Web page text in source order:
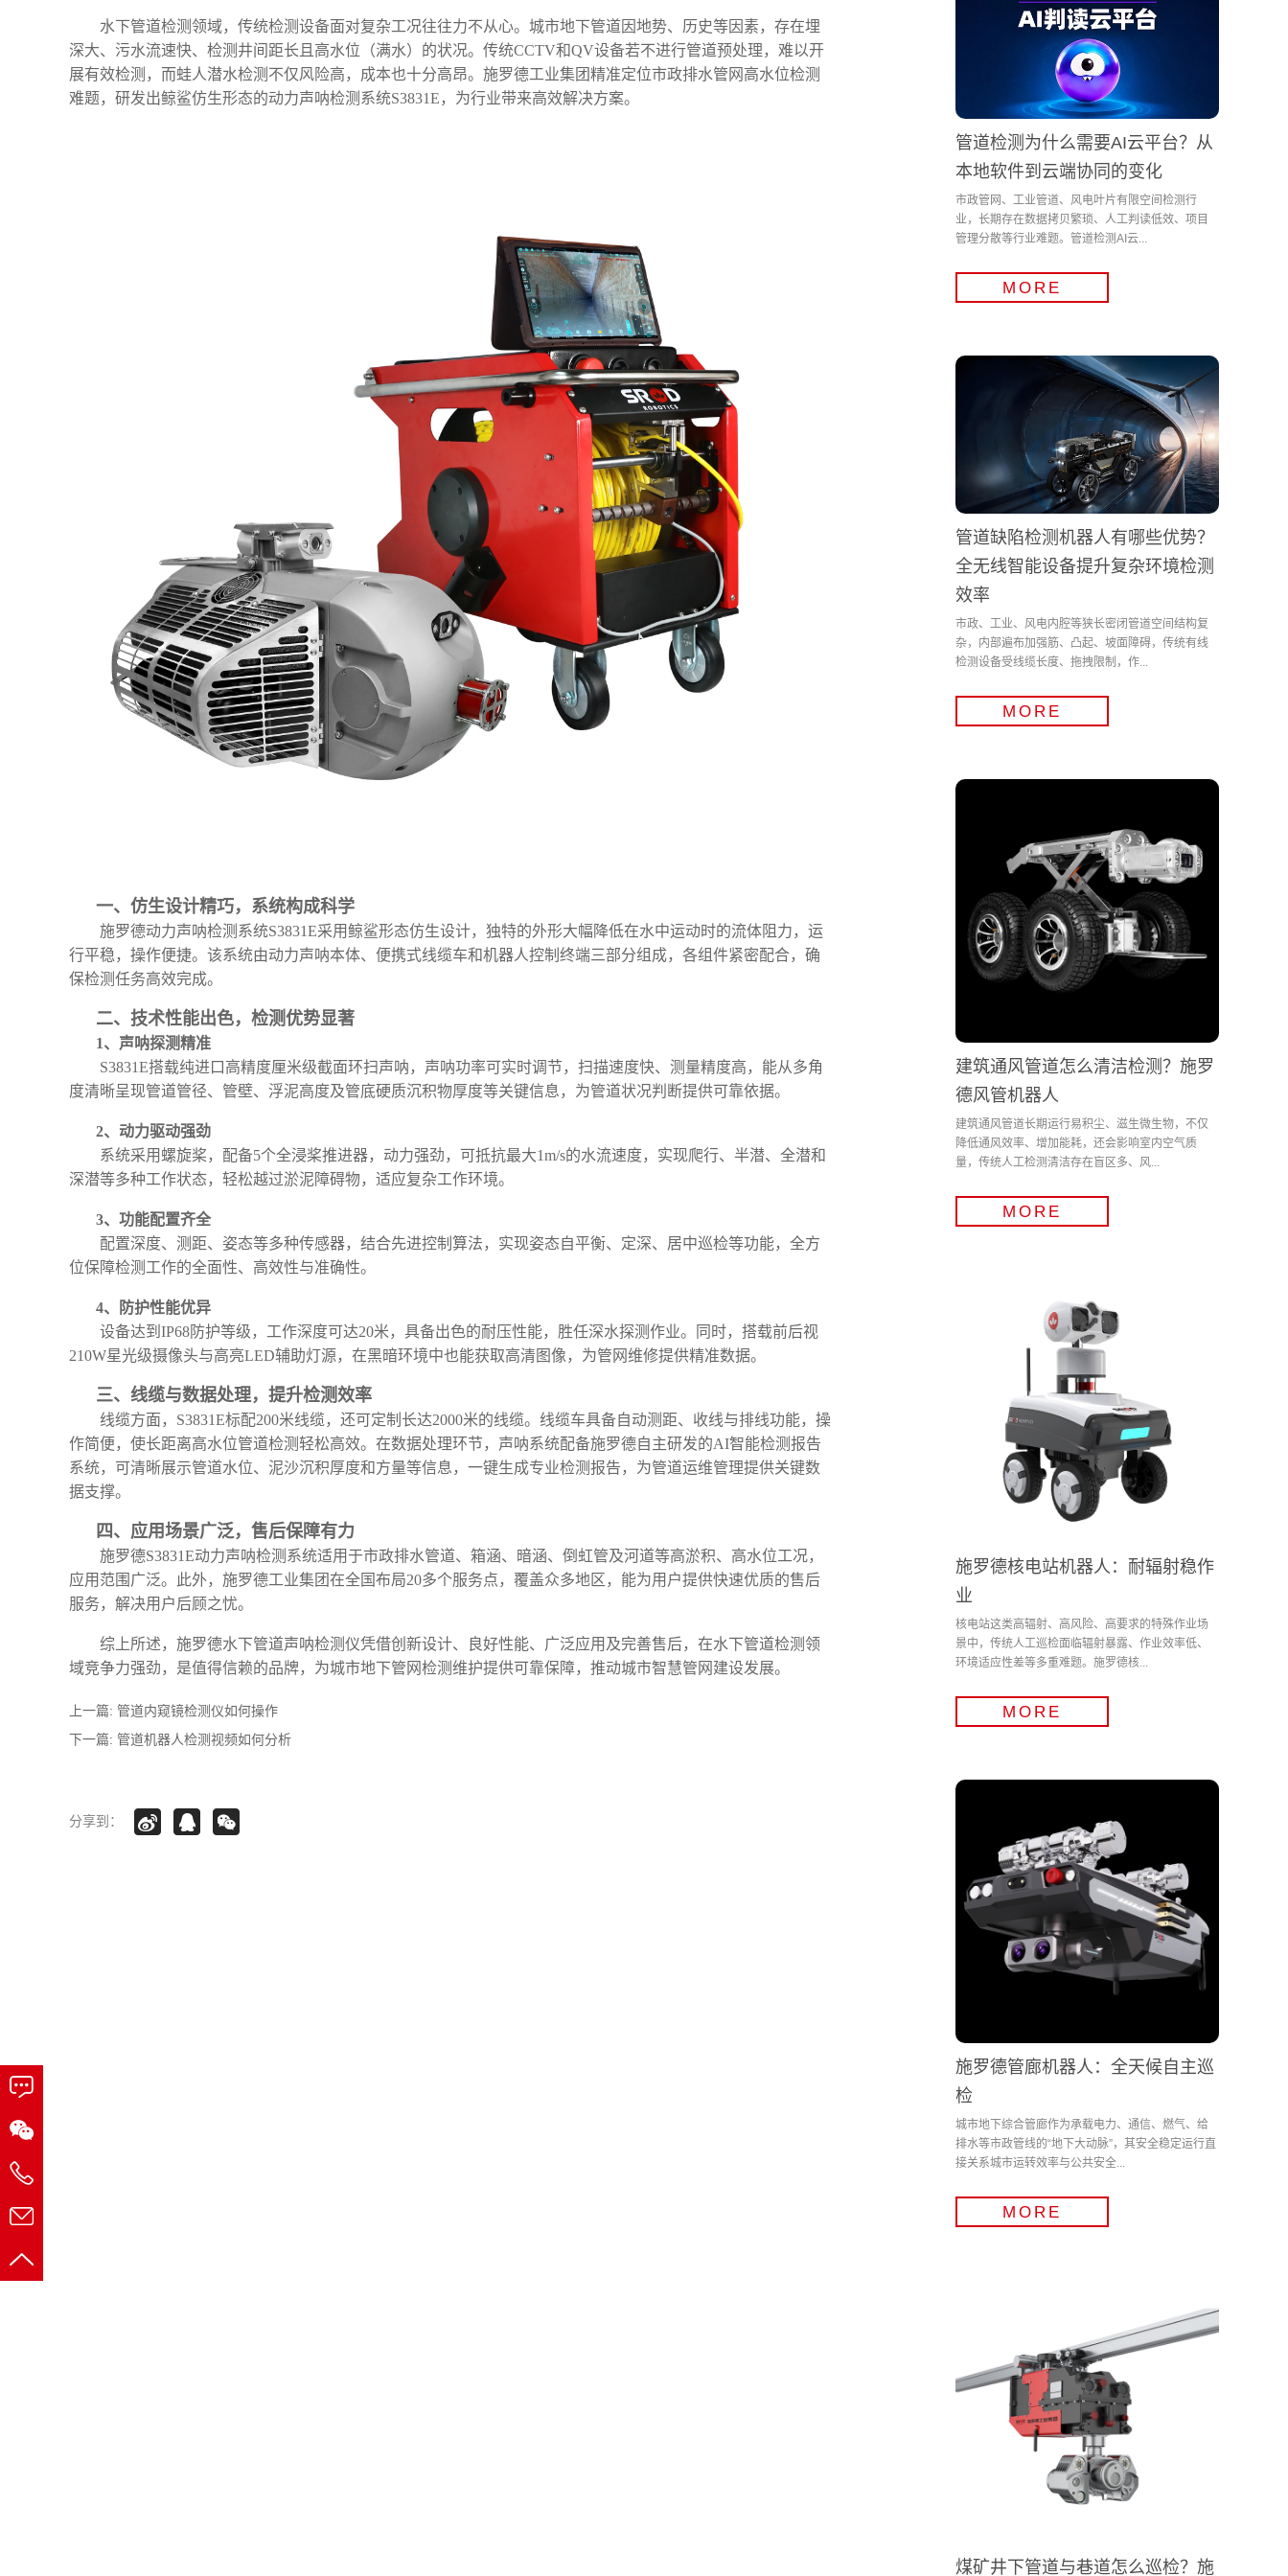
水下管道检测领域，传统检测设备面对复杂工况往往力不从心。城市地下管道因地势、历史等因素，存在埋
深大、污水流速快、检测井间距长且高水位（满水）的状况。传统CCTV和QV设备若不进行管道预处理，难以开
展有效检测，而蛙人潜水检测不仅风险高，成本也十分高昂。施罗德工业集团精准定位市政排水管网高水位检测
难题，研发出鲸鲨仿生形态的动力声呐检测系统S3831E ，为行业带来高效解决方案。
一、仿生设计精巧，系统构成科学
施罗德动力声呐检测系统S3831E采用鲸鲨形态仿生设计，独特的外形大幅降低在水中运动时的流体阻力，运
行平稳，操作便捷。该系统由动力声呐本体、便携式线缆车和机器人控制终端三部分组成，各组件紧密配合，确
保检测任务高效完成。
二、技术性能出色，检测优势显著
1、声呐探测精准
S3831E搭载纯进口高精度厘米级截面环扫声呐，声呐功率可实时调节，扫描速度快、测量精度高，能从多角
度清晰呈现管道管径、管壁、浮泥高度及管底硬质沉积物厚度等关键信息，为管道状况判断提供可靠依据。
2、动力驱动强劲
系统采用螺旋桨，配备5个全浸桨推进器，动力强劲，可抵抗最大1m/s的水流速度，实现爬行、半潜、全潜和
深潜等多种工作状态，轻松越过淤泥障碍物，适应复杂工作环境。
3、功能配置齐全
配置深度、测距、姿态等多种传感器，结合先进控制算法，实现姿态自平衡、定深、居中巡检等功能，全方
位保障检测工作的全面性、高效性与准确性。
4、防护性能优异
设备达到 IP68防护等级，工作深度可达20米，具备出色的耐压性能，胜任深水探测作业。同时，搭载前后视
210W星光级摄像头与高亮LED辅助灯源，在黑暗环境中也能获取高清图像，为管网维修提供精准数据。
三、线缆与数据处理，提升检测效率
线缆方面， S3831E标配200米线缆，还可定制长达2000米的线缆。线缆车具备自动测距、收线与排线功能，操
作简便，使长距离高水位管道检测轻松高效。在数据处理环节，声呐系统配备施罗德自主研发的AI智能检测报告
系统，可清晰展示管道水位、泥沙沉积厚度和方量等信息，一键生成专业检测报告，为管道运维管理提供关键数
据支撑。
四、应用场景广泛，售后保障有力
施罗德S3831E动力声呐检测系统适用于市政排水管道、箱涵、暗涵、倒虹管及河道等高淤积、高水位工况，
应用范围广泛。此外，施罗德工业集团在全国布局20多个服务点，覆盖众多地区，能为用户提供快速优质的售后
服务，解决用户后顾之忧。
综上所述，施罗德水下管道声呐检测仪凭借创新设计、良好性能、广泛应用及完善售后，在水下管道检测领
域竞争力强劲，是值得信赖的品牌，为城市地下管网检测维护提供可靠保障，推动城市智慧管网建设发展。
上一篇: 管道内窥镜检测仪如何操作
下一篇: 管道机器人检测视频如何分析
分享到：
管道检测为什么需要AI云平台？从
本地软件到云端协同的变化
市政管网、工业管道、风电叶片有限空间检测行
业，长期存在数据拷贝繁琐、人工判读低效、项目
管理分散等行业难题。管道检测AI云...
MORE
管道缺陷检测机器人有哪些优势？
全无线智能设备提升复杂环境检测
效率
市政、工业、风电内腔等狭长密闭管道空间结构复
杂，内部遍布加强筋、凸起、坡面障碍，传统有线
检测设备受线缆长度、拖拽限制，作...
MORE
建筑通风管道怎么清洁检测？施罗
德风管机器人
建筑通风管道长期运行易积尘、滋生微生物，不仅
降低通风效率、增加能耗，还会影响室内空气质
量，传统人工检测清洁存在盲区多、风...
MORE
施罗德核电站机器人：耐辐射稳作
业
核电站这类高辐射、高风险、高要求的特殊作业场
景中，传统人工巡检面临辐射暴露、作业效率低、
环境适应性差等多重难题。施罗德核...
MORE
施罗德管廊机器人：全天候自主巡
检
城市地下综合管廊作为承载电力、通信、燃气、给
排水等市政管线的“地下大动脉”，其安全稳定运行直
接关系城市运转效率与公共安全...
MORE
煤矿井下管道与巷道怎么巡检？施